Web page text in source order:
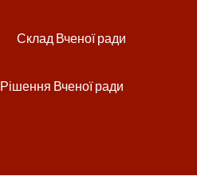
Склад Вченої ради
Рішення Вченої ради